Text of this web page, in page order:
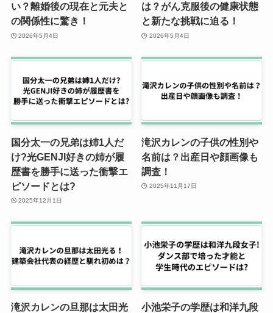
い？離婚後の現在と元夫と
の関係性に驚き！
2026年5月4日
は？がん克服後の健康状態
と新たな挑戦に迫る！
2026年5月4日
国分太一の兄弟は姉1人だ
け?光GENJI好きの姉が履
歴書を勝手に送った衝撃エ
ピソードとは?
2025年12月1日
滝沢カレンの子供の性別や
名前は？出産日や顔画像も
調査！
2025年11月17日
滝沢カレンの旦那は太田光
小池栄子の学歴は和洋九段